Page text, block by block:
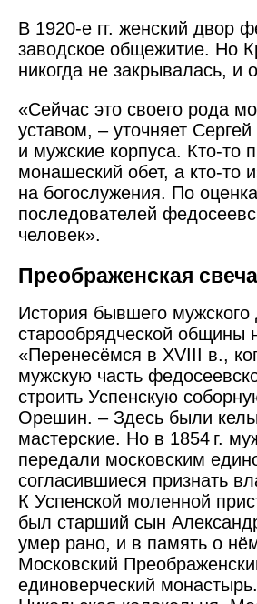
В 1920-е гг. женский двор
заводское общежитие. Но
никогда не закрывалась,
«Сейчас это своего рода
уставом, – уточняет
и мужские корпуса. Кто-то
монашеский обет, а кто-то
на богослужения. По
последователей
человек».
Преображенская свеча
История бывшего
старообрядческой общины
«Перенесёмся в XVIII в.,
мужскую часть
строить Успенскую
Орешин. – Здесь были
мастерские. Но в 1854 г.
передали московским
согласившиеся признать
К Успенской моленной
был старший сын
умер рано, и в память о
Московский
единоверческий